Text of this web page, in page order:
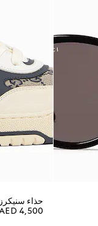
حذاء سنيكرز Gucci Re-Web للرجال
4,500